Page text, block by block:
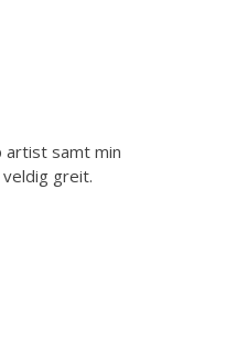
artist samt min
greit.